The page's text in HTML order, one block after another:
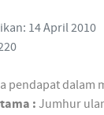
14 April 2010
pendapat dalam
: Jumhur